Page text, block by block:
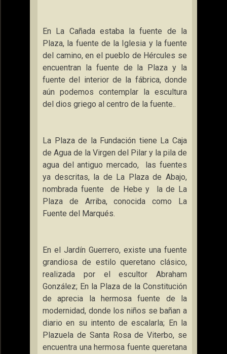
En La Cañadaestaba la fuente de la
Plaza, la fuente de la Iglesia y la fuente
del camino, en el pueblo de Hércules se
encuentran la fuente de la Plaza y la
fuente del interior de la fábrica, donde
aún podemos contemplar la escultura
del dios griego al centro de la fuente..
La Plazade la Fundación tiene La Caja
de Agua de la Virgen del Pilar y la pila de
agua del antiguo mercado,
las fuentes
ya descritas, la de La Plazade Abajo,
nombrada fuente
de Hebe y la de La
Plaza de Arriba, conocida como La
Fuente del Marqués.
En el Jardín Guerrero, existe una fuente
grandiosa de estilo queretano clásico,
realizada por el escultor Abraham
González; En la Plaza de la Constitución
de aprecia la hermosa fuente de la
modernidad, donde los niños se bañan a
diario en su intento de escalarla; En la
Plazuela de Santa Rosa de Viterbo, se
encuentra una hermosa fuente queretana